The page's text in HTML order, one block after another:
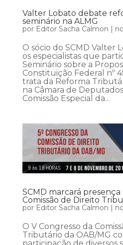
Valter Lobato debate
seminário na ALMG
por Editor Sacha Calmon
O sócio do SCMD Valter
os especialistas que
Seminário sobre a
Constituição Federal nº
trata da Reforma
na Câmara de
Comissão Especial da...
SCMD marcará presença
Comissão de Direito
por Editor Sacha Calmon |
O V Congresso da
Tributário da OAB/MG